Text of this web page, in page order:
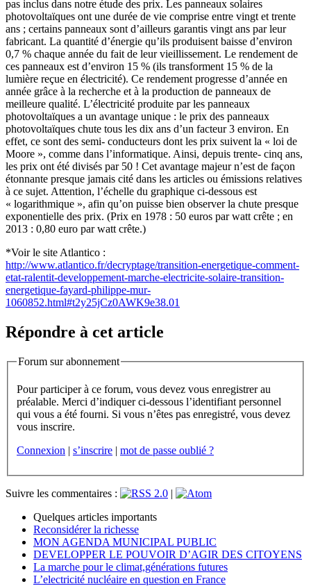
pas inclus dans notre étude des prix. Les panneaux solaires
photovoltaïques ont une durée de vie comprise entre vingt et trente
ans ; certains panneaux sont d’ailleurs garantis vingt ans par leur
fabricant. La quantité d’énergie qu’ils produisent baisse d’environ
0,7 % chaque année du fait de leur vieillissement. Le rendement de
ces panneaux est d’environ 15 % (ils transforment 15 % de la
lumière reçue en électricité). Ce rendement progresse d’année en
année grâce à la recherche et à la production de panneaux de
meilleure qualité. L’électricité produite par les panneaux
photovoltaïques a un avantage unique : le prix des panneaux
photovoltaïques chute tous les dix ans d’un facteur 3 environ. En
effet, ce sont des semi- conducteurs dont les prix suivent la « loi de
Moore », comme dans l’informatique. Ainsi, depuis trente- cinq ans,
les prix ont été divisés par 50 ! Cet avantage majeur n’est de façon
étonnante presque jamais cité dans les articles ou émissions relatives
à ce sujet. Attention, l’échelle du graphique ci-dessous est
« logarithmique », afin qu’on puisse bien observer la chute presque
exponentielle des prix. (Prix en 1978 : 50 euros par watt crête ; en
2013 : 0,80 euro par watt crête.)
*Voir le site Atlantico :
http://www.atlantico.fr/decryptage/transition-energetique-comment-
etat-ralentit-developpement-marche-electricite-solaire-transition-
energetique-fayard-philippe-mur-
1060852.html#t2y25jCz0AWK9e38.01
Répondre à cet article
Forum sur abonnement
Pour participer à ce forum, vous devez vous enregistrer au
préalable. Merci d’indiquer ci-dessous l’identifiant personnel
qui vous a été fourni. Si vous n’êtes pas enregistré, vous devez
vous inscrire.
Connexion | s’inscrire | mot de passe oublié ?
Suivre les commentaires :
|
Quelques articles importants
Reconsidérer la richesse
MON AGENDA MUNICIPAL PUBLIC
DEVELOPPER LE POUVOIR D’AGIR DES CITOYENS
La marche pour le climat,générations futures
L’electricité nucléaire en question en France